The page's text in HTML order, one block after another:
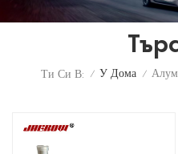
Ти Си В: / У Дома /